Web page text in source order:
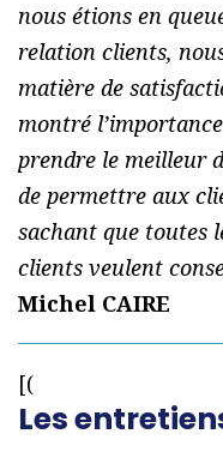
nous étions en
relation clients,
matière de
montré
prendre le meilleur
de permettre aux
sachant que toutes
clients veulent
Michel CAIRE
[(
Les